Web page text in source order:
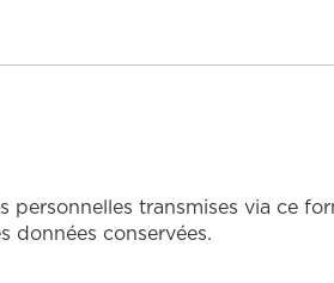
personnelles transmises via ce
données conservées.